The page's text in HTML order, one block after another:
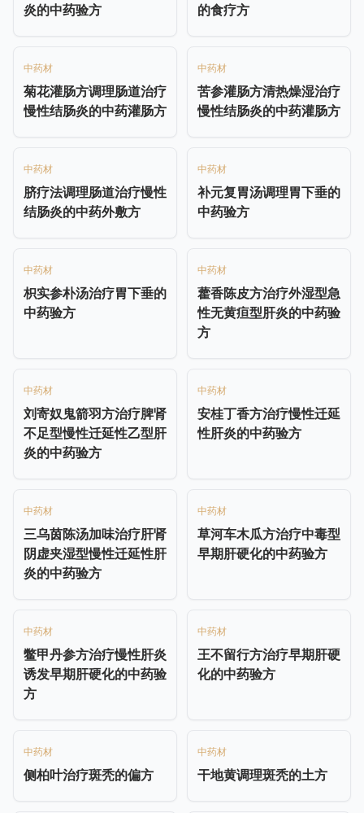
炎的中药验方 的食疗方
中药材
菊花灌肠方调理肠道治疗
慢性结肠炎的中药灌肠方
中药材
苦参灌肠方清热燥湿治疗
慢性结肠炎的中药灌肠方
中药材
脐疗法调理肠道治疗慢性
结肠炎的中药外敷方
中药材
补元复胃汤调理胃下垂的
中药验方
中药材
枳实参朴汤治疗胃下垂的
中药验方
中药材
藿香陈皮方治疗外湿型急
性无黄疸型肝炎的中药验
方
中药材
刘寄奴鬼箭羽方治疗脾肾
不足型慢性迁延性乙型肝
炎的中药验方
中药材
安桂丁香方治疗慢性迁延
性肝炎的中药验方
中药材
三乌茵陈汤加味治疗肝肾
阴虚夹湿型慢性迁延性肝
炎的中药验方
中药材
草河车木瓜方治疗中毒型
早期肝硬化的中药验方
中药材
鳖甲丹参方治疗慢性肝炎
诱发早期肝硬化的中药验
方
中药材
王不留行方治疗早期肝硬
化的中药验方
中药材
侧柏叶治疗斑秃的偏方
中药材
干地黄调理斑秃的土方